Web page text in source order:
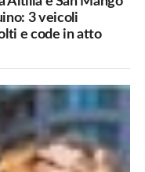
3 veicoli
e code in atto